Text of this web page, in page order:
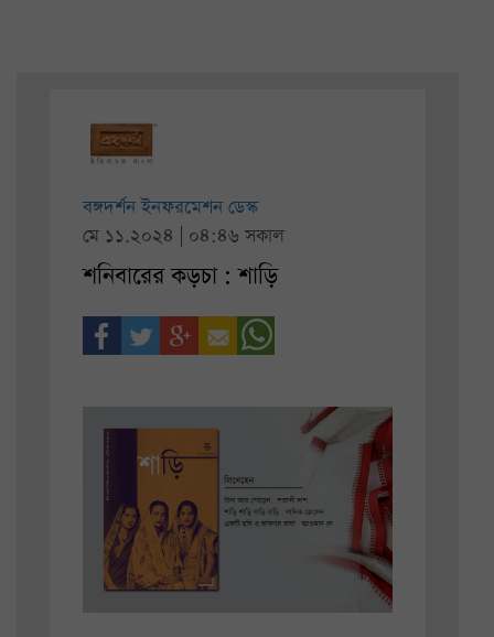
বঙ্গদর্শন ইনফরমেশন ডেস্ক
মে ১১.২০২৪ | ০৪:৪৬ সকাল
শনিবারের কড়চা : শাড়ি